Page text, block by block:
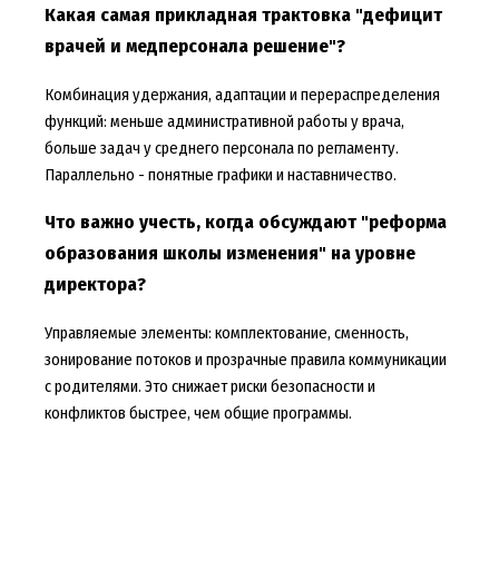
Какая самая прикладная трактовка "дефицит
врачей и медперсонала решение"?
Комбинация удержания, адаптации и перераспределения
функций: меньше административной работы у врача,
больше задач у среднего персонала по регламенту.
Параллельно - понятные графики и наставничество.
Что важно учесть, когда обсуждают "реформа
образования школы изменения" на уровне
директора?
Управляемые элементы: комплектование, сменность,
зонирование потоков и прозрачные правила коммуникации
с родителями. Это снижает риски безопасности и
конфликтов быстрее, чем общие программы.